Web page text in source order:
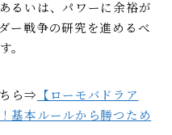
るいは、パワーに余裕が
ー戦争の研究を進めるべ
。
ら⇒ 【ローモバドラア
基本ルールから勝つため